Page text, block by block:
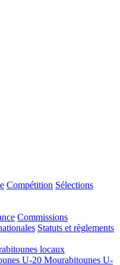
Compétition Sélections
Commissions
Statuts et règlements
locaux
U-20 Mourabitounes U-